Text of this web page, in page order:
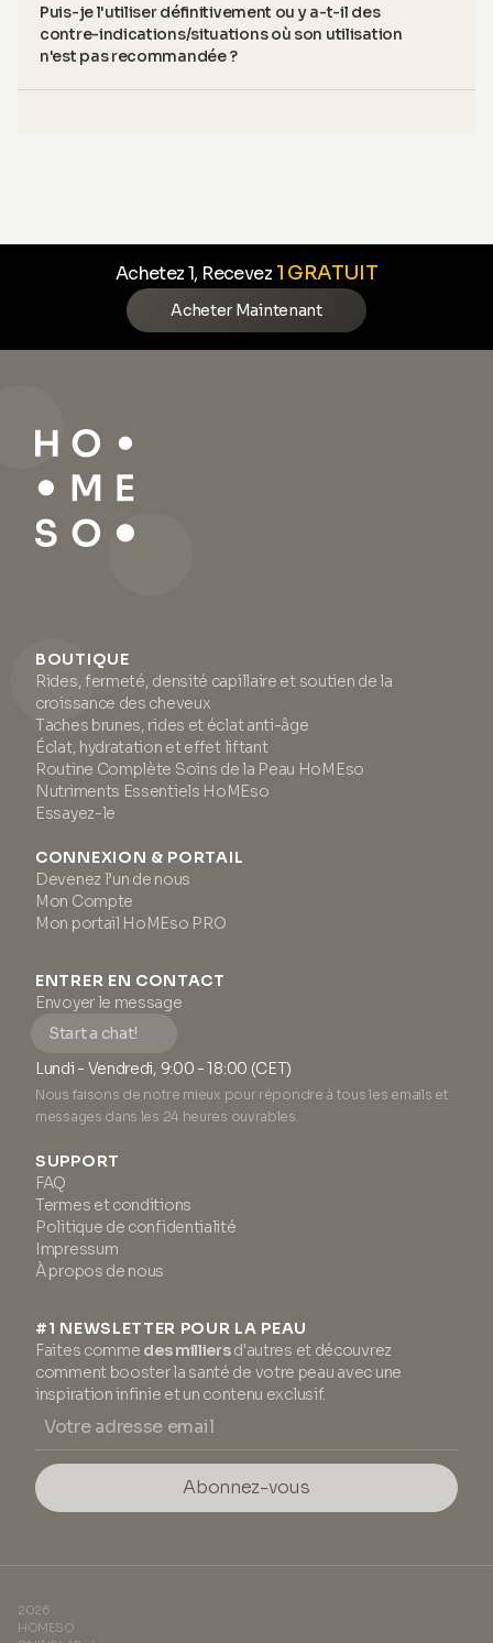
Puis-je l'utiliser définitivement ou y a-t-il des
contre-indications/situations où son utilisation
n'est pas recommandée ?
Achetez 1, Recevez 1 GRATUIT
Acheter Maintenant
BOUTIQUE
Rides, fermeté, densité capillaire et soutien de la
croissance des cheveux
Taches brunes, rides et éclat anti-âge
Éclat, hydratation et effet liftant
Routine Complète Soins de la Peau HoMEso
Nutriments Essentiels HoMEso
Essayez-le
CONNEXION & PORTAIL
Devenez l’un de nous
Mon Compte
Mon portail HoMEso PRO
ENTRER EN CONTACT
Envoyer le message
Start a chat!
Lundi - Vendredi, 9:00 - 18:00 (CET)
Nous faisons de notre mieux pour répondre à tous les emails et
messages dans les 24 heures ouvrables.
SUPPORT
FAQ
Termes et conditions
Politique de confidentialité
Impressum
À propos de nous
#1 NEWSLETTER POUR LA PEAU
Faites comme des milliersd'autres et découvrez
comment booster la santé de votre peau avec une
inspiration infinie et un contenu exclusif.
Abonnez-vous
2026
HOMESO